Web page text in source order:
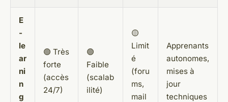
E
-
le
ar
ni
n
g
🟢 Très
forte
(accès
24/7)
🟢
Faible
(scalab
ilité)
🟡
Limit
é
(foru
ms,
mail
Apprenants
autonomes,
mises à
jour
techniques